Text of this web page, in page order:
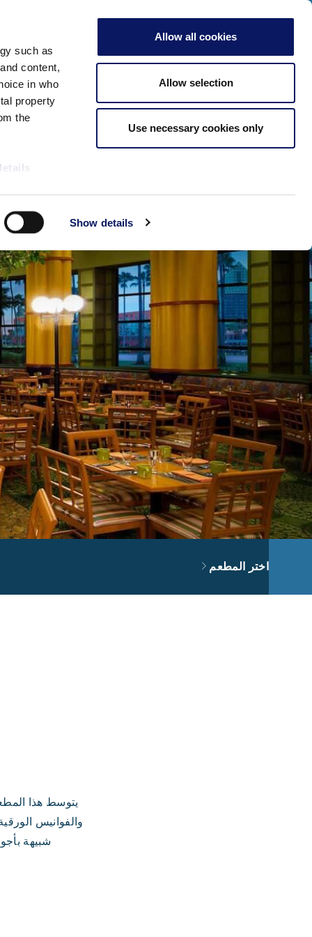
such as
content,
in who
property
the
our
and
that
Show details
Allow all cookies
Allow selection
Use necessary cookies only
الصفحة الرئيسية
SWAN RESORT
اختر المطعم
والفوانيس
شبيهة